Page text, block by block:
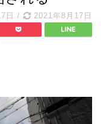
日 / 2021年8月17日